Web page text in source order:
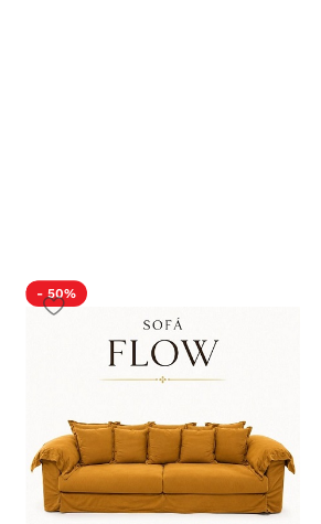
- 50%